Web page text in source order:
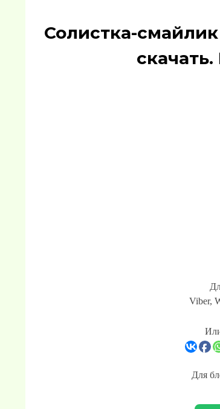
Солистка-
Viber,
Для